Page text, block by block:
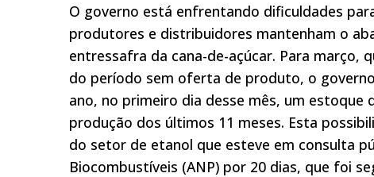
O governo está enfrentando dificuldades
produtores e distribuidores mantenham o
entressafra da cana-de-açúcar. Para março,
do período sem oferta de produto, o
ano, no primeiro dia desse mês, um estoque
produção dos últimos 11 meses. Esta
do setor de etanol que esteve em consulta
Biocombustíveis (ANP) por 20 dias, que foi